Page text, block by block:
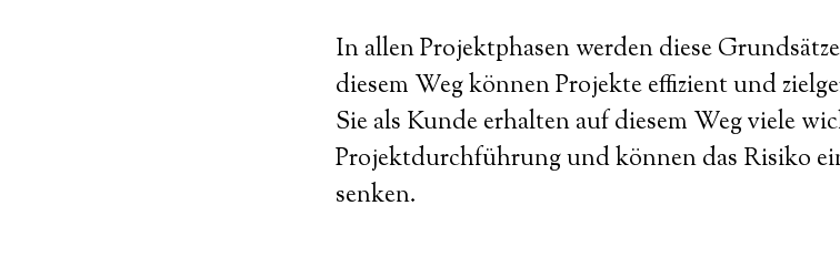
In allen Projektphasen werden diese
diesem Weg können Projekte effizient und
Sie als Kunde erhalten auf diesem Weg viele
Projektdurchführung und können das Risiko
senken.